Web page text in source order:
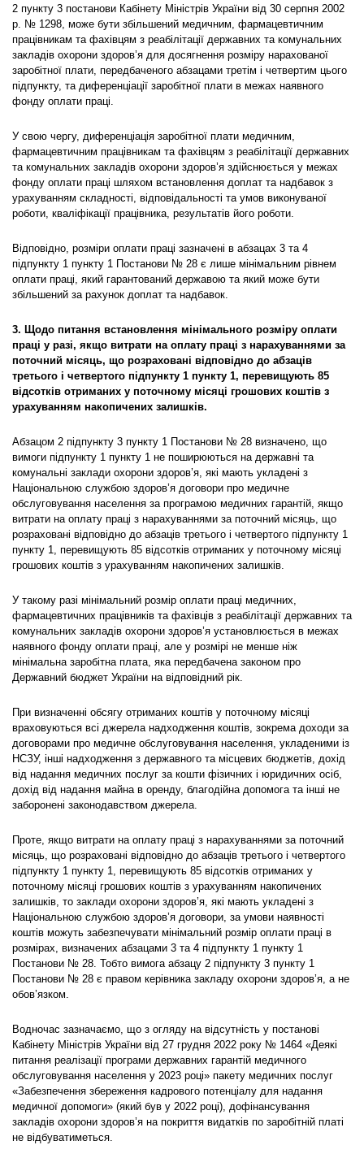
2 пункту 3 постанови Кабінету Міністрів України від 30 серпня 2002
р. № 1298, може бути збільшений медичним, фармацевтичним
працівникам та фахівцям з реабілітації державних та комунальних
закладів охорони здоров’я для досягнення розміру нарахованої
заробітної плати, передбаченого абзацами третім і четвертим цього
підпункту, та диференціації заробітної плати в межах наявного
фонду оплати праці.
У свою чергу, диференціація заробітної плати медичним,
фармацевтичним працівникам та фахівцям з реабілітації державних
та комунальних закладів охорони здоров’я здійснюється у межах
фонду оплати праці шляхом встановлення доплат та надбавок з
урахуванням складності, відповідальності та умов виконуваної
роботи, кваліфікації працівника, результатів його роботи.
Відповідно, розміри оплати праці зазначені в абзацах 3 та 4
підпункту 1 пункту 1 Постанови № 28 є лише мінімальним рівнем
оплати праці, який гарантований державою та який може бути
збільшений за рахунок доплат та надбавок.
3. Щодо питання встановлення мінімального розміру оплати
праці у разі, якщо витрати на оплату праці з нарахуваннями за
поточний місяць, що розраховані відповідно до абзаців
третього і четвертого підпункту 1 пункту 1, перевищують 85
відсотків отриманих у поточному місяці грошових коштів з
урахуванням накопичених залишків.
Абзацом 2 підпункту 3 пункту 1 Постанови № 28 визначено, що
вимоги підпункту 1 пункту 1 не поширюються на державні та
комунальні заклади охорони здоров’я, які мають укладені з
Національною службою здоров’я договори про медичне
обслуговування населення за програмою медичних гарантій, якщо
витрати на оплату праці з нарахуваннями за поточний місяць, що
розраховані відповідно до абзаців третього і четвертого підпункту 1
пункту 1, перевищують 85 відсотків отриманих у поточному місяці
грошових коштів з урахуванням накопичених залишків.
У такому разі мінімальний розмір оплати праці медичних,
фармацевтичних працівників та фахівців з реабілітації державних та
комунальних закладів охорони здоров’я установлюється в межах
наявного фонду оплати праці, але у розмірі не менше ніж
мінімальна заробітна плата, яка передбачена законом про
Державний бюджет України на відповідний рік.
При визначенні обсягу отриманих коштів у поточному місяці
враховуються всі джерела надходження коштів, зокрема доходи за
договорами про медичне обслуговування населення, укладеними із
НСЗУ, інші надходження з державного та місцевих бюджетів, дохід
від надання медичних послуг за кошти фізичних і юридичних осіб,
дохід від надання майна в оренду, благодійна допомога та інші не
заборонені законодавством джерела.
Проте, якщо витрати на оплату праці з нарахуваннями за поточний
місяць, що розраховані відповідно до абзаців третього і четвертого
підпункту 1 пункту 1, перевищують 85 відсотків отриманих у
поточному місяці грошових коштів з урахуванням накопичених
залишків, то заклади охорони здоров’я, які мають укладені з
Національною службою здоров’я договори, за умови наявності
коштів можуть забезпечувати мінімальний розмір оплати праці в
розмірах, визначених абзацами 3 та 4 підпункту 1 пункту 1
Постанови № 28. Тобто вимога абзацу 2 підпункту 3 пункту 1
Постанови № 28 є правом керівника закладу охорони здоров’я, а не
обов’язком.
Водночас зазначаємо, що з огляду на відсутність у постанові
Кабінету Міністрів України від 27 грудня 2022 року № 1464 «Деякі
питання реалізації програми державних гарантій медичного
обслуговування населення у 2023 році» пакету медичних послуг
«Забезпечення збереження кадрового потенціалу для надання
медичної допомоги» (який був у 2022 році), дофінансування
закладів охорони здоров’я на покриття видатків по заробітній платі
не відбуватиметься.